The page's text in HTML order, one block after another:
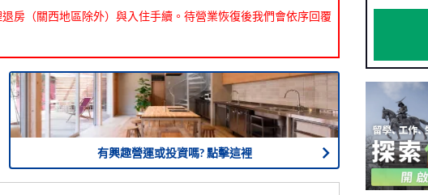
房（關西地區除外）與入住手續。待營業恢復後我們會依序回覆
有興趣營運或投資嗎? 點擊這裡